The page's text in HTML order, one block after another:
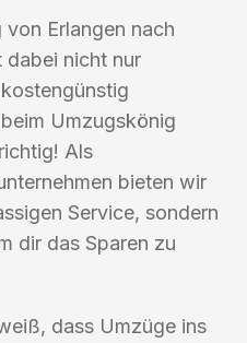
Erlangen nach
dabei nicht nur
Umzugskönig
Als
bieten wir
Service, sondern
dir das Sparen zu
dass Umzüge ins